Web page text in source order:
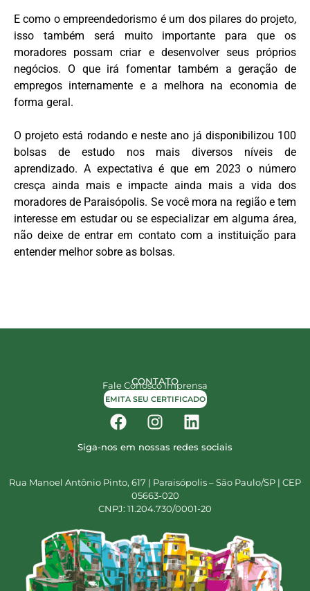
E como o empreendedorismo é um dos pilares do projeto,
isso também será muito importante para que os
moradores possam criar e desenvolver seus próprios
negócios. O que irá fomentar também a geração de
empregos internamente e a melhora na economia de
forma geral.
O projeto está rodando e neste ano já disponibilizou 100
bolsas de estudo nos mais diversos níveis de
aprendizado. A expectativa é que em 2023 o número
cresça ainda mais e impacte ainda mais a vida dos
moradores de Paraisópolis. Se você mora na região e tem
interesse em estudar ou se especializar em alguma área,
não deixe de entrar em contato com a instituição para
entender melhor sobre as bolsas.
CONTATO
Fale ConoscoImprensa
EMITA SEU CERTIFICADO
Siga-nos em nossas redes sociais
Rua Manoel Antônio Pinto, 617 | Paraisópolis – São Paulo/SP | CEP
05663-020
CNPJ: 11.204.730/0001-20